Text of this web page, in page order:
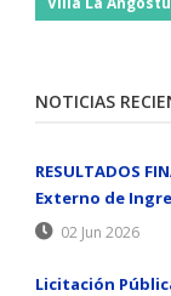
NOTICIAS
RESULTADOS
Externo de
02 Jun 2026
Licitación